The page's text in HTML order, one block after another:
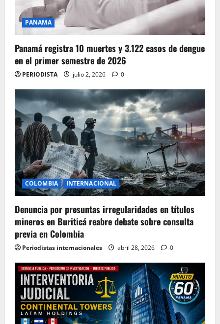
PANAMA
Panamá registra 10 muertes y 3.122 casos de dengue
en el primer semestre de 2026
PERIODISTA julio 2, 2026 0
COLOMBIA INTERNACIONAL
Denuncia por presuntas irregularidades en títulos
mineros en Buriticá reabre debate sobre consulta
previa en Colombia
Periodistas internacionales abril 28, 2026 0